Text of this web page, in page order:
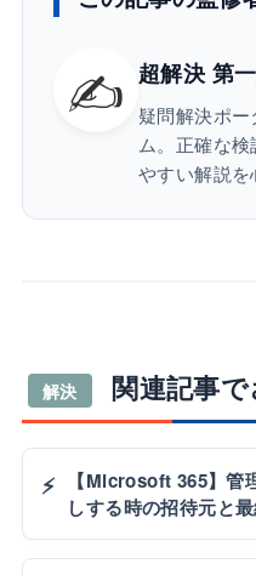
✍️ 超解決 第
疑問解決ポ
ム。正確な
やすい解説を
解決 関連記事
⚡
【Microsoft 365】管
しする時の招待元と